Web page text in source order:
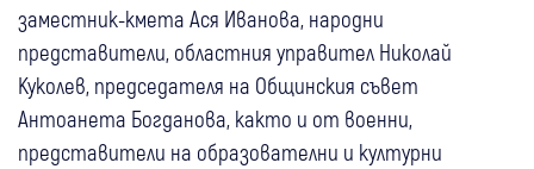
заместник-кмета Ася Иванова, народни
представители, областния управител Николай
Куколев, председателя на Общинския съвет
Антоанета Богданова, както и от военни,
представители на образователни и културни